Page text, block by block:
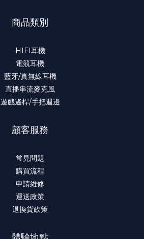
商品類別
HIFI耳機
電競耳機
藍牙/真無線耳機
直播串流麥克風
遊戲遙桿/手把週邊
顧客服務
常見問題
購買流程
申請維修
運送政策
退換貨政策